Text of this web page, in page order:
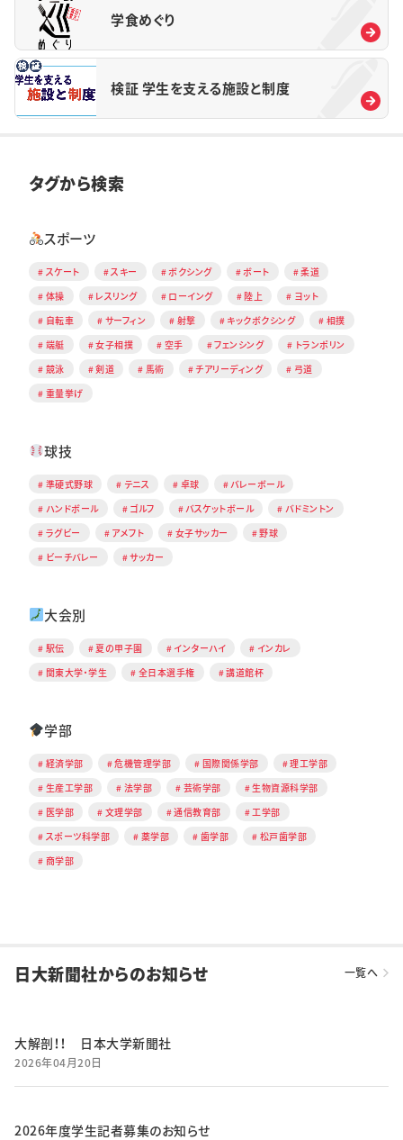
学食めぐり
検証 学生を支える施設と制度
タグから検索
スポーツ
スケート スキー ボクシング ボート
柔道
体操
レスリング ローイング 陸上
ヨット
自転車
サーフィン 射撃 キックボクシング
相撲
端艇
女子相撲 空手 フェンシング
トランポリン
競泳
剣道 馬術 チアリーディング
弓道
重量挙げ
球技
準硬式野球 テニス 卓球
バレーボール
ハンドボール
ゴルフ バスケットボール
バドミントン
ラグビー
アメフト 女子サッカー
野球
ビーチバレー
サッカー
大会別
駅伝 夏の甲子園 インターハイ
インカレ
関東大学・学生
全日本選手権 講道館杯
学部
経済学部 危機管理学部 国際関係学部
理工学部
生産工学部
法学部 芸術学部
生物資源科学部
医学部
文理学部 通信教育部
工学部
スポーツ科学部
薬学部 歯学部
松戸歯学部
商学部
日大新聞社からのお知らせ 一覧へ
大解剖！！ 日本大学新聞社
2026年04月20日
2026年度学生記者募集のお知らせ